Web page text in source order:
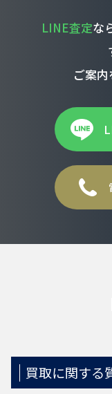
LINE査定な
ご案内
買取に関する